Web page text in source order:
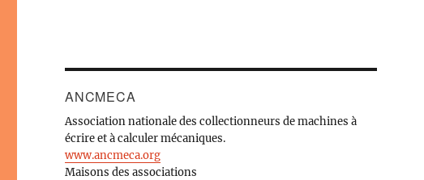
ANCMECA
Association nationale des collectionneurs de machines à
écrire et à calculer mécaniques.
www.ancmeca.org
Maisons des associations